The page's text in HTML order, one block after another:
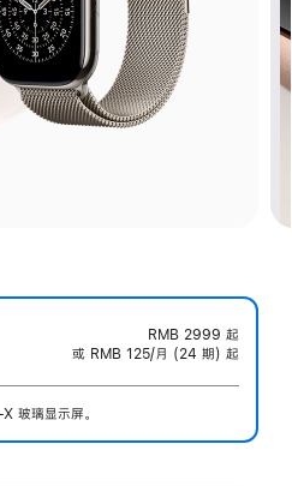
RMB 2999 起
或 RMB 125/月 (24 期) 起
玻璃显示屏。